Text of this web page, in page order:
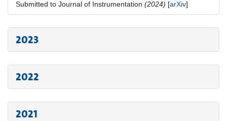
Submitted to Journal of Instrumentation (2024) [arXiv]
2023
2022
2021